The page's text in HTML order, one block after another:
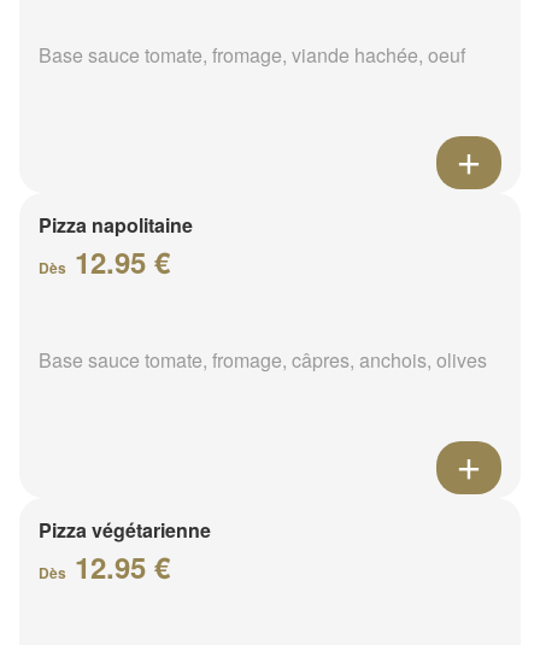
Base sauce tomate, fromage, viande hachée, oeuf
Pizza napolitaine
Dès 12.95 €
Base sauce tomate, fromage, câpres, anchois, olives
Pizza végétarienne
Dès 12.95 €